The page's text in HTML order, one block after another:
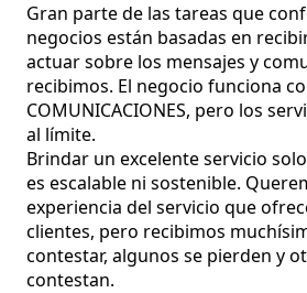
Gran parte de las tareas que
negocios están basadas en
actuar sobre los mensajes y
recibimos. El negocio funciona
COMUNICACIONES, pero los
al límite.
Brindar un excelente servicio
es escalable ni sostenible.
experiencia del servicio que
clientes, pero recibimos
contestar, algunos se pierden y
contestan.